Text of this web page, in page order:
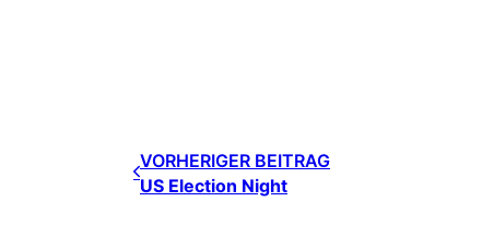
VORHERIGER BEITRAG
US Election Night